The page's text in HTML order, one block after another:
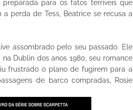
para os fatos terríveis que
perda de Tess, Beatrice se recusa a
assombrado pelo seu passado. Ele
Dublin dos anos 1980, seu romance
frustrado o plano de fugirem para a
de barco compradas, Rosie